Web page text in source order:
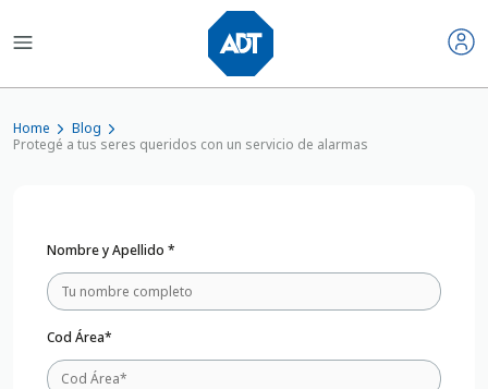
Home
Blog
Protegé a tus seres queridos con un servicio de alarmas
Nombre y Apellido *
Cod Área*